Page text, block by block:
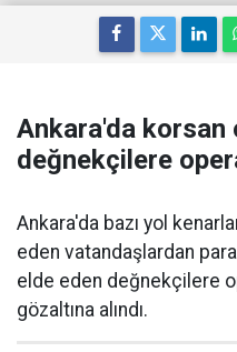
Ankara'da korsan
değnekçilere
Ankara'da bazı yol
eden vatandaşlardan
elde eden değnekçilere
gözaltına alındı.